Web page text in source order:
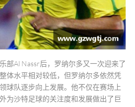
部Al Nassr后，罗纳尔多又一次迎来了
体水平相对较低，但罗纳尔多依然凭
球队逐步向上发展。他不仅在赛场上
为沙特足球的关注度和发展做出了巨